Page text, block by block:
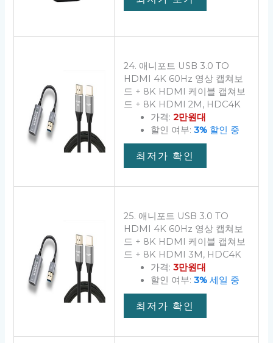
24. 애니포트 USB 3.0 TO
HDMI 4K 60Hz 영상 캡쳐보
드 + 8K HDMI 케이블 캡쳐보
드 + 8K HDMI 2M, HDC4K
가격: 2만원대
할인 여부: 3%할인 중
최저가 확인
25. 애니포트 USB 3.0 TO
HDMI 4K 60Hz 영상 캡쳐보
드 + 8K HDMI 케이블 캡쳐보
드 + 8K HDMI 3M, HDC4K
가격: 3만원대
할인 여부: 3%세일 중
최저가 확인